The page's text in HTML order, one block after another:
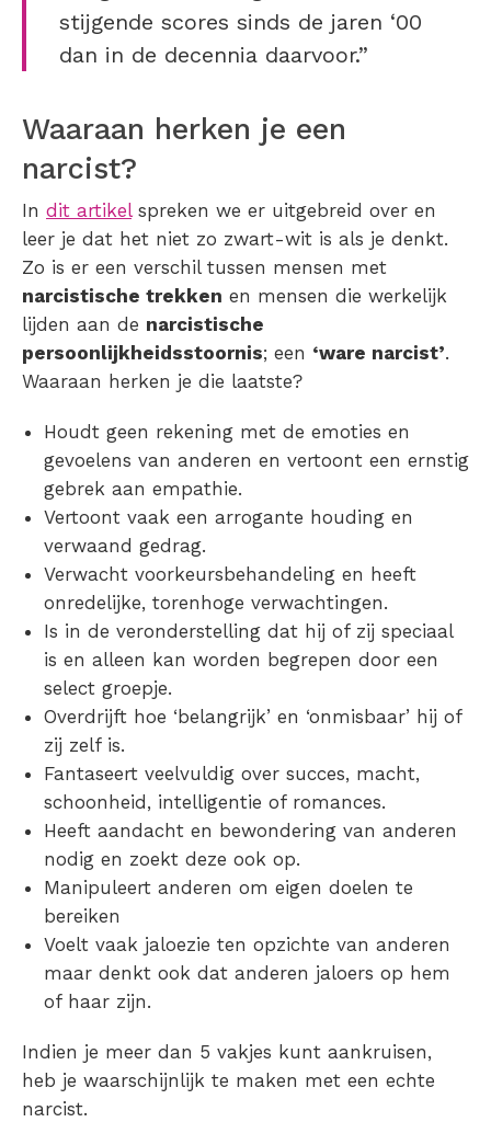
stijgende scores sinds de jaren ‘00
dan in de decennia daarvoor.”
Waaraan herken je een
narcist?
In dit artikelspreken we er uitgebreid over en
leer je dat het niet zo zwart-wit is als je denkt.
Zo is er een verschil tussen mensen met
narcistische trekken en mensen die werkelijk
lijden aan de narcistische
persoonlijkheidsstoornis; een ‘ware narcist’.
Waaraan herken je die laatste?
Houdt geen rekening met de emoties en
gevoelens van anderen en vertoont een ernstig
gebrek aan empathie.
Vertoont vaak een arrogante houding en
verwaand gedrag.
Verwacht voorkeursbehandeling en heeft
onredelijke, torenhoge verwachtingen.
Is in de veronderstelling dat hij of zij speciaal
is en alleen kan worden begrepen door een
select groepje.
Overdrijft hoe ‘belangrijk’ en ‘onmisbaar’ hij of
zij zelf is.
Fantaseert veelvuldig over succes, macht,
schoonheid, intelligentie of romances.
Heeft aandacht en bewondering van anderen
nodig en zoekt deze ook op.
Manipuleert anderen om eigen doelen te
bereiken
Voelt vaak jaloezie ten opzichte van anderen
maar denkt ook dat anderen jaloers op hem
of haar zijn.
Indien je meer dan 5 vakjes kunt aankruisen,
heb je waarschijnlijk te maken met een echte
narcist.